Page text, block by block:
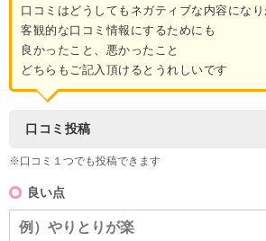
口コミはどうしてもネガティブな内容になり
客観的な口コミ情報にするためにも
良かったこと、悪かったこと
どちらもご記入頂けるとうれしいです
口コミ投稿
※口コミ１つでも投稿できます
良い点